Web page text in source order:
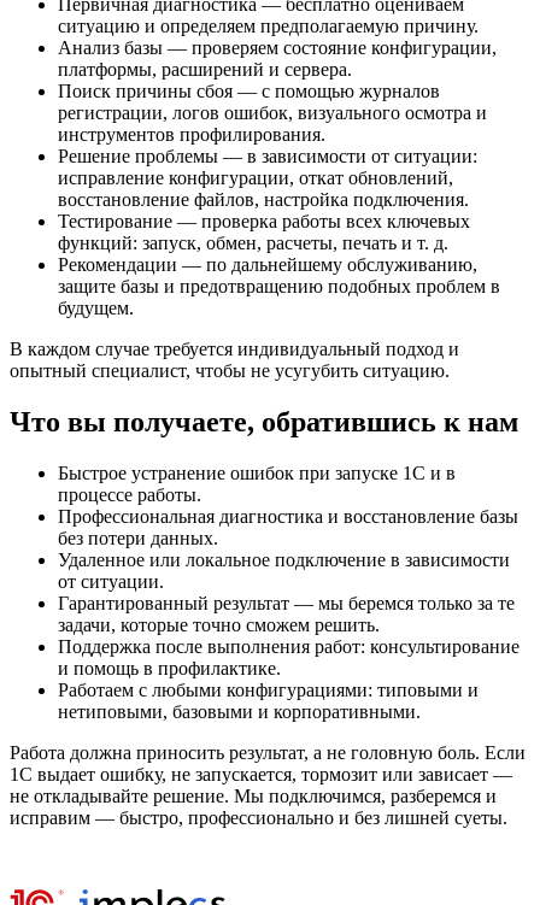
Первичная диагностика — бесплатно оцениваем
ситуацию и определяем предполагаемую причину.
Анализ базы — проверяем состояние конфигурации,
платформы, расширений и сервера.
Поиск причины сбоя — с помощью журналов
регистрации, логов ошибок, визуального осмотра и
инструментов профилирования.
Решение проблемы — в зависимости от ситуации:
исправление конфигурации, откат обновлений,
восстановление файлов, настройка подключения.
Тестирование — проверка работы всех ключевых
функций: запуск, обмен, расчеты, печать и т. д.
Рекомендации — по дальнейшему обслуживанию,
защите базы и предотвращению подобных проблем в
будущем.
В каждом случае требуется индивидуальный подход и
опытный специалист, чтобы не усугубить ситуацию.
Что вы получаете, обратившись к нам
Быстрое устранение ошибок при запуске 1С и в
процессе работы.
Профессиональная диагностика и восстановление базы
без потери данных.
Удаленное или локальное подключение в зависимости
от ситуации.
Гарантированный результат — мы беремся только за те
задачи, которые точно сможем решить.
Поддержка после выполнения работ: консультирование
и помощь в профилактике.
Работаем с любыми конфигурациями: типовыми и
нетиповыми, базовыми и корпоративными.
Работа должна приносить результат, а не головную боль. Если
1С выдает ошибку, не запускается, тормозит или зависает —
не откладывайте решение. Мы подключимся, разберемся и
исправим — быстро, профессионально и без лишней суеты.